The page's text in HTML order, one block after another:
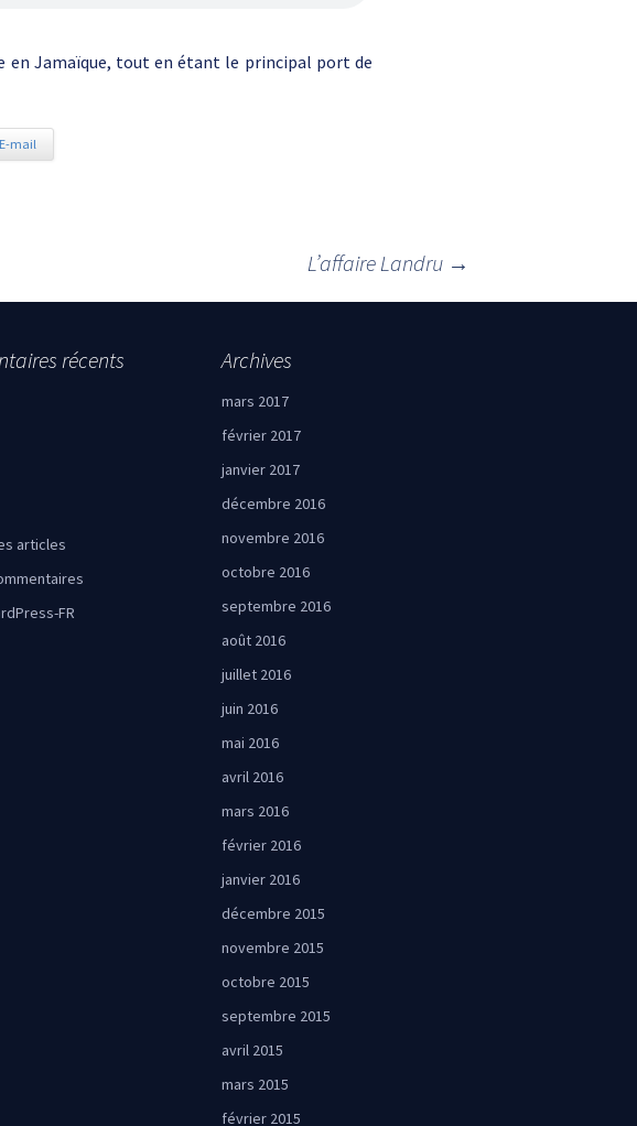
en Jamaïque, tout en étant le principal port de
E-mail
L’affaire Landru →
récents Archives
mars 2017
février 2017
janvier 2017
décembre 2016
novembre 2016
octobre 2016
septembre 2016
août 2016
juillet 2016
juin 2016
mai 2016
avril 2016
mars 2016
février 2016
janvier 2016
décembre 2015
novembre 2015
octobre 2015
septembre 2015
avril 2015
mars 2015
février 2015
articles
FR